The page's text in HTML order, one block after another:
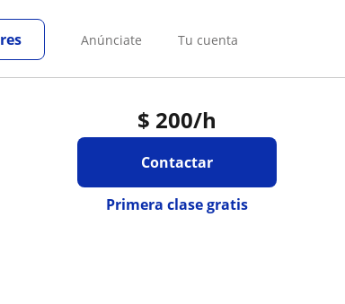
Anúnciate Tu cuenta
$ 200/h
Contactar
Primera clase gratis